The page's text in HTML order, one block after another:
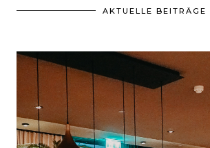
AKTUELLE BEITRÄGE